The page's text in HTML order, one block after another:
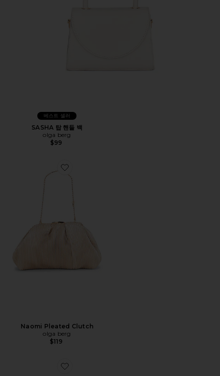
베스트 셀러
SASHA 탑 핸들 백
olga berg
$99
Favorite Naomi Pleated Clutch
Naomi Pleated Clutch
olga berg
$119
Favorite EVERLY 손으로 짠 클러치